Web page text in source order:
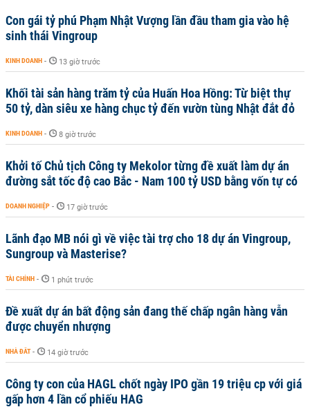
Con gái tỷ phú Phạm Nhật Vượng lần đầu tham gia vào hệ
sinh thái Vingroup
KINH DOANH - 13 giờ trước
Khối tài sản hàng trăm tỷ của Huấn Hoa Hồng: Từ biệt thự
50 tỷ, dàn siêu xe hàng chục tỷ đến vườn tùng Nhật đắt đỏ
KINH DOANH - 8 giờ trước
Khởi tố Chủ tịch Công ty Mekolor từng đề xuất làm dự án
đường sắt tốc độ cao Bắc - Nam 100 tỷ USD bằng vốn tự có
DOANH NGHIỆP - 17 giờ trước
Lãnh đạo MB nói gì về việc tài trợ cho 18 dự án Vingroup,
Sungroup và Masterise?
TÀI CHÍNH - 1 phút trước
Đề xuất dự án bất động sản đang thế chấp ngân hàng vẫn
được chuyển nhượng
NHÀ ĐẤT - 14 giờ trước
Công ty con của HAGL chốt ngày IPO gần 19 triệu cp với giá
gấp hơn 4 lần cổ phiếu HAG